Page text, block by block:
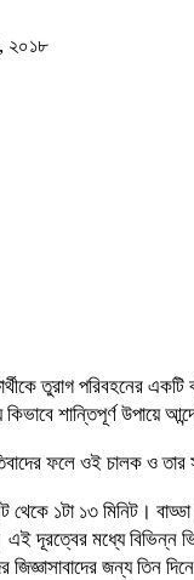
২০১৮
তুরাগ পরিবহনের
শান্তিপূর্ণ উপায়ে
ফলে ওই চালক ও
১টা ১৩ মিনিট।
এই দূরত্বের মধ্যে বিভিন্ন
জিজ্ঞাসাবাদের জন্য তিন